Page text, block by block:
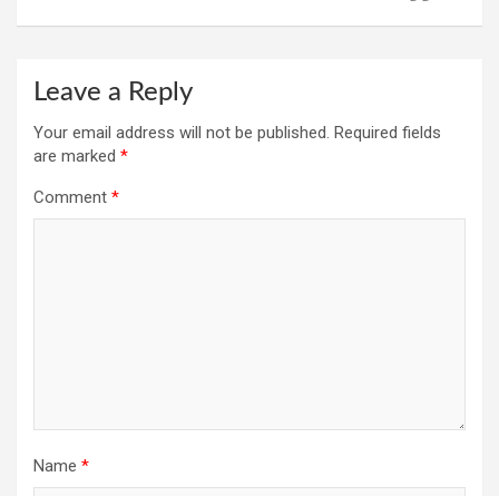
Leave a Reply
Your email address will not be published. Required fields
are marked *
Comment *
Name *